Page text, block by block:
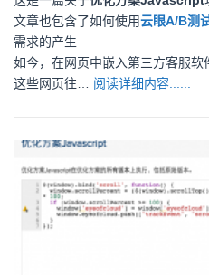
文章也包含了如何使用云眼A/B测
需求的产生
如今，在网页中嵌入第三方客服
这些网页往… 阅读详细内容......